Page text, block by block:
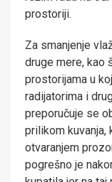
prostoriji.
Za smanjenje
druge mere, kao
prostorijama u
radijatorima i
preporučuje se
prilikom kuvanja,
otvaranjem
pogrešno je